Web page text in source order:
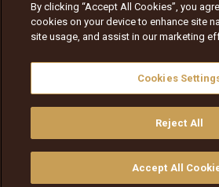
የቲቪ መመሪያ
By clicking “Accept All Cookies”, you
cookies on your device to enhance site
site usage, and assist in our marketing
Cookies
Reject All
Accept All